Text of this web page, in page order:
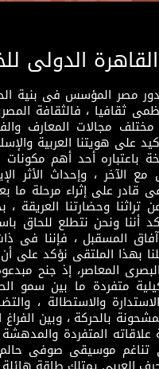
الدولى
مصر المؤسس فى بنية
ثقافيا ، فالثقافة
مجالات المعارف
على هويتنا العربية
باعتباره أحد أهم مكونات
مع الآخر ، وإحداث الأثر
وحضارتنا العريقة ،
أننا ونحن نتطلع للحاق
المسقبل ، فإننا فى
بهذا الملتقى نؤكد على
المعاصر، إذ جنح
متفردة ما بين سمو
والاستطالة ،
بالحركة ، وبين
علاقاته المتفردة
تناغم موسيقى صوفى حالم